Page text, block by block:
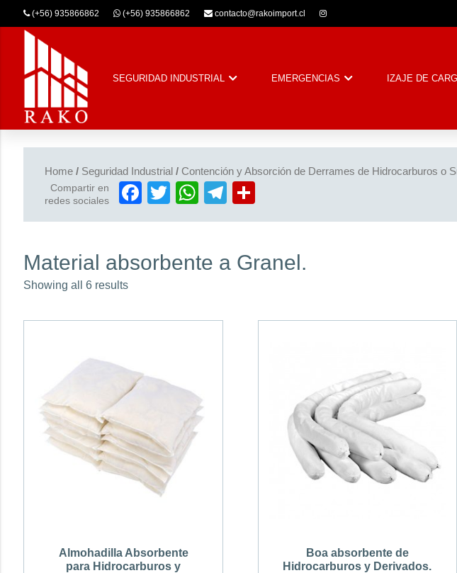
(+56) 935866862 (+56) 935866862 contacto@rakoimport.cl
SEGURIDAD INDUSTRIAL EMERGENCIAS IZAJE DE
Home / Seguridad Industrial /Contención y Absorción de Derrames de Hidrocarburos o
Compartir en
redes sociales
Facebook
TwitterWhatsApp
Telegram
Material absorbente a Granel.
Showing all 6 results
Almohadilla Absorbente
para Hidrocarburos y
Boa absorbente de
Hidrocarburos y Derivados.